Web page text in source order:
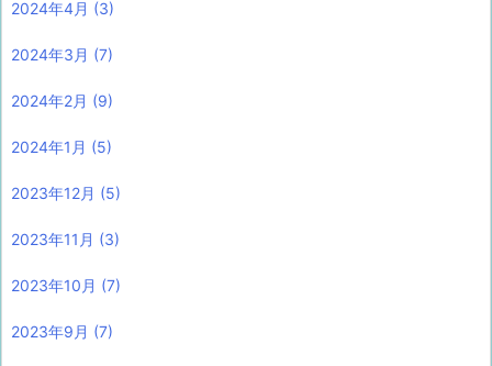
2024年4月 (3)
2024年3月 (7)
2024年2月 (9)
2024年1月 (5)
2023年12月 (5)
2023年11月 (3)
2023年10月 (7)
2023年9月 (7)